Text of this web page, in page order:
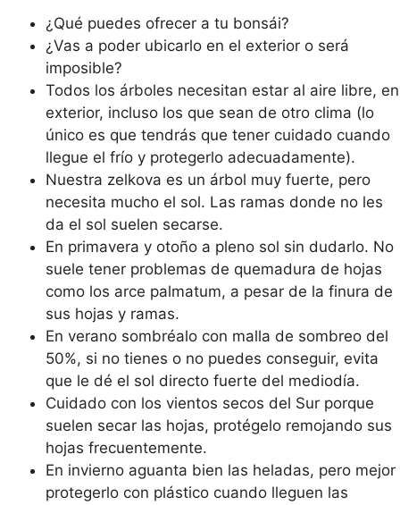
¿Qué puedes ofrecer a tu bonsái?
¿Vas a poder ubicarlo en el exterior o será
imposible?
Todos los árboles necesitan estar al aire libre, en
exterior, incluso los que sean de otro clima (lo
único es que tendrás que tener cuidado cuando
llegue el frío y protegerlo adecuadamente).
Nuestra zelkova es un árbol muy fuerte, pero
necesita mucho el sol. Las ramas donde no les
da el sol suelen secarse.
En primavera y otoño a pleno sol sin dudarlo. No
suele tener problemas de quemadura de hojas
como los arce palmatum, a pesar de la finura de
sus hojas y ramas.
En verano sombréalo con malla de sombreo del
50%, si no tienes o no puedes conseguir, evita
que le dé el sol directo fuerte del mediodía.
Cuidado con los vientos secos del Sur porque
suelen secar las hojas, protégelo remojando sus
hojas frecuentemente.
En invierno aguanta bien las heladas, pero mejor
protegerlo con plástico cuando lleguen las